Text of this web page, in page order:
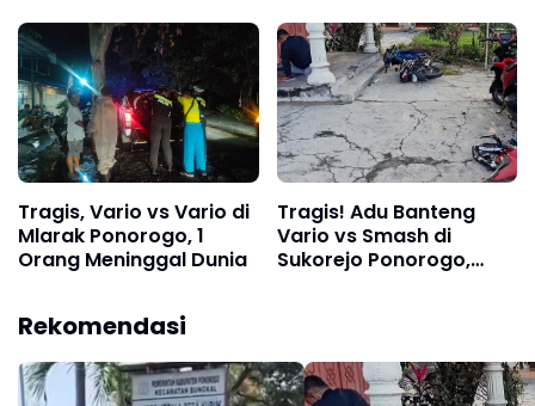
di Sampung, Ponorogo,
2 Meninggal
di Babadan, Ponorogo
Tragis, Vario vs Vario di
Mlarak Ponorogo, 1
Orang Meninggal Dunia
Tragis! Adu Banteng
Vario vs Smash di
Sukorejo Ponorogo,
Rekomendasi